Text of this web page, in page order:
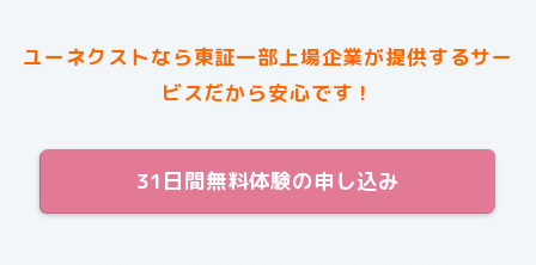
ユーネクストなら東証一部上場企業が提供するサー
ビスだから安心です！
31日間無料体験の申し込み